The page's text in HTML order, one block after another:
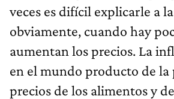
veces es difícil explicarle a
obviamente, cuando hay
aumentan los precios. La
en el mundo producto de la
precios de los alimentos y